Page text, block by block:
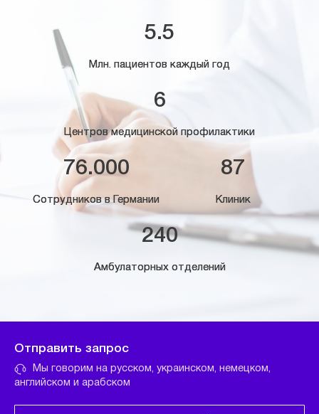
5.5
Млн. пациентов каждый год
6
Центров медицинской профилактики
76.000
Сотрудников в Германии
87
Клиник
240
Амбулаторных отделений
Отправить запрос
Мы говорим на русском, украинском, немецком,
английском и арабском